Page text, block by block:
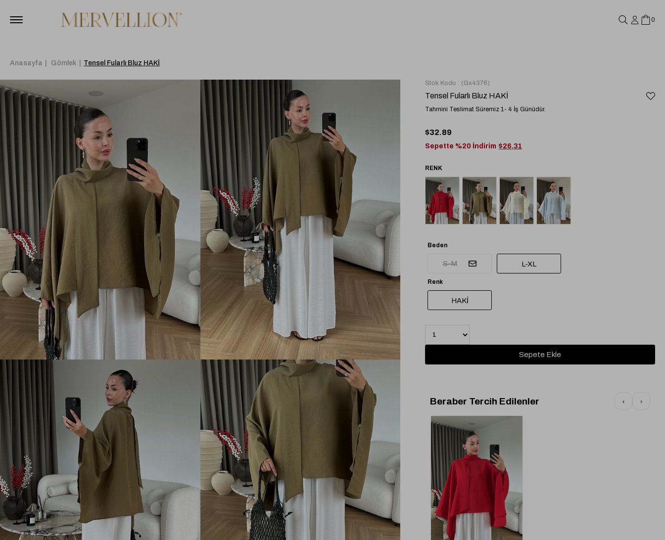
0
Anasayfa Gömlek Tensel Fularlı Bluz HAKİ
Stok Kodu (Gx4376)
Tensel Fularlı Bluz HAKİ
Tahmini Teslimat Süremiz 1- 4 İş Günüdür.
$32.89
Sepette %20 İndirim $26,31
Beden
S-M L-XL
Renk
HAKİ
Beraber Tercih Edilenler ‹ ›